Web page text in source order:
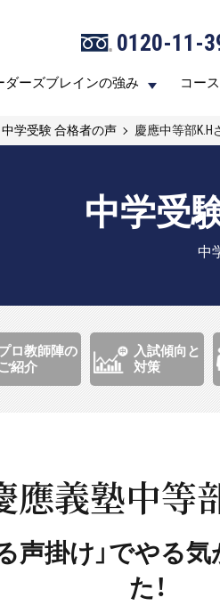
0120-11-
ダーズブレインの強み コー
0120-11-
ダーズブレインの強み コー
中学受験 合格者の声 慶應中等部K.H
中学受
中
ロ教師陣の
ご紹介
入試傾向と
対策
應義塾中等
声掛け」でやる
た！